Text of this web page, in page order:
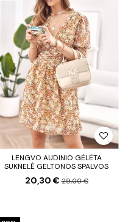
LENGVO AUDINIO GĖLĖTA
SUKNELĖ GELTONOS SPALVOS
20,30 €29,00 €